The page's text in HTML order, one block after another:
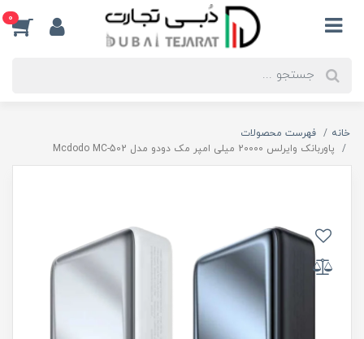
0
خانه
فهرست محصولات
پاوربانک وایرلس 20000 میلی امپر مک دودو مدل Mcdodo MC-502